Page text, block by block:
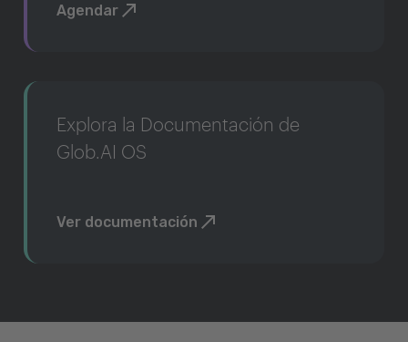
Agendar
Explora la Documentación de
Glob.AI OS
Ver documentación